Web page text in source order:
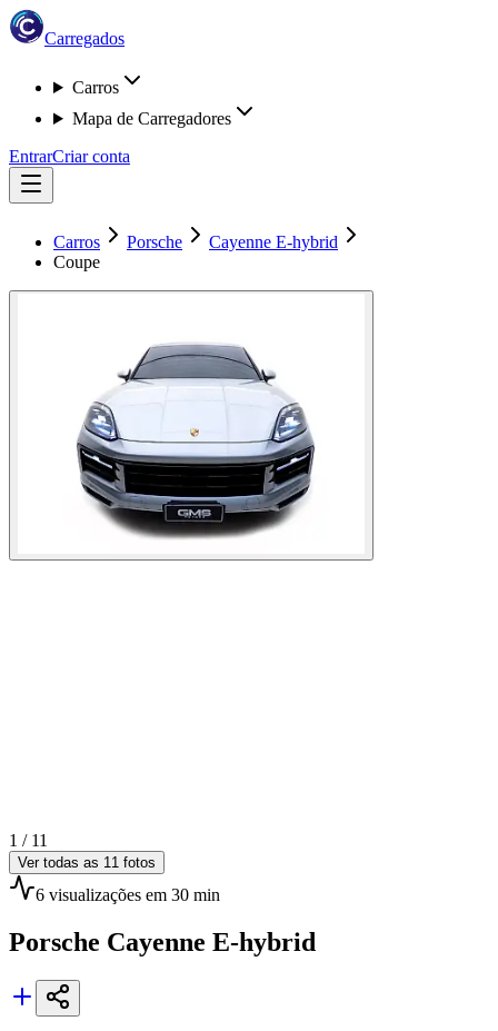
Carregados
Carros
Mapa de Carregadores
EntrarCriar conta
Carros Porsche
Cayenne E-hybrid
Coupe
1 / 11
Ver todas as 11 fotos
6 visualizações em 30 min
Porsche Cayenne E-hybrid